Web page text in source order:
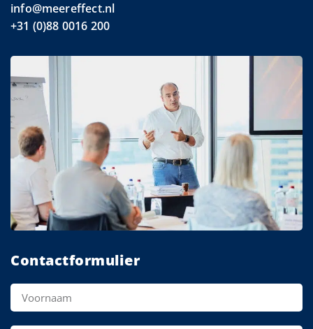
info@meereffect.nl
+31 (0)88 0016 200
Contactformulier